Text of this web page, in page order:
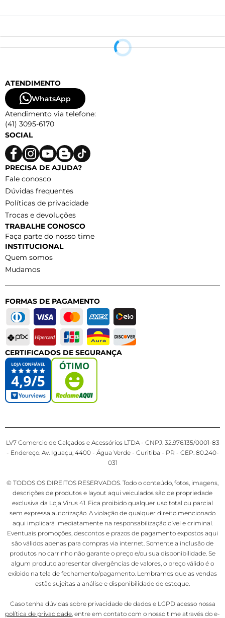
ATENDIMENTO
WhatsApp
Atendimento via telefone:
(41) 3095-6170
SOCIAL
PRECISA DE AJUDA?
Fale conosco
Dúvidas frequentes
Políticas de privacidade
Trocas e devoluções
TRABALHE CONOSCO
Faça parte do nosso time
INSTITUCIONAL
Quem somos
Mudamos
FORMAS DE PAGAMENTO
CERTIFICADOS DE SEGURANÇA
LV7 Comercio de Calçados e Acessórios LTDA - CNPJ: 32.976.135/0001-83
- Endereço: Av. Iguaçu, 4400 - Água Verde - Curitiba - PR - CEP: 80.240-
031
© TODOS OS DIREITOS RESERVADOS. Todo o conteúdo, fotos, imagens,
descrições de produtos e layout aqui veiculados são de propriedade
exclusiva da Loja Virus 41. Fica proibido qualquer uso total ou parcial
sem expressa autorização. A violação de qualquer direito mencionado
aqui implicará imediatamente na responsabilização cível e criminal.
Eventuais promoções, descontos e prazos de pagamento expostos aqui
são válidos apenas para compras via internet. Somente a inclusão de
produtos no carrinho não garante o preço e/ou sua disponibilidade. Se
algum produto apresentar divergências de valores, o preço válido é o
exibido na tela de fechamento/pagamento. Lembramos que as vendas
estão sujeitas a análise e disponibilidade de estoque.
Caso tenha dúvidas sobre privacidade de dados e LGPD acesso nossa
política de privacidade, entre em contato com o nosso time através do e-